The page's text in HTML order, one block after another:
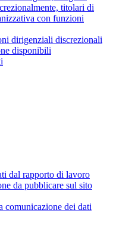
titolari di
con funzioni
dirigenziali discrezionali
disponibili
dal rapporto di lavoro
da pubblicare sul sito
comunicazione dei dati